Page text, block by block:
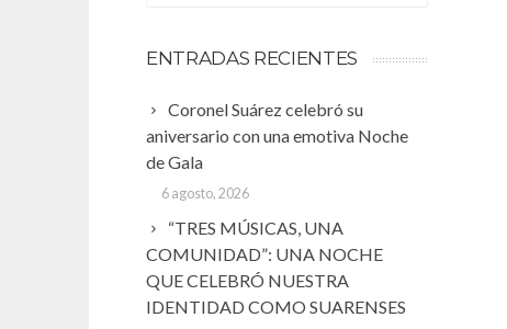
ENTRADAS RECIENTES
Coronel Suárez celebró su
aniversario con una emotiva Noche
de Gala
6 agosto, 2026
“TRES MÚSICAS, UNA
COMUNIDAD”: UNA NOCHE
QUE CELEBRÓ NUESTRA
IDENTIDAD COMO SUARENSES